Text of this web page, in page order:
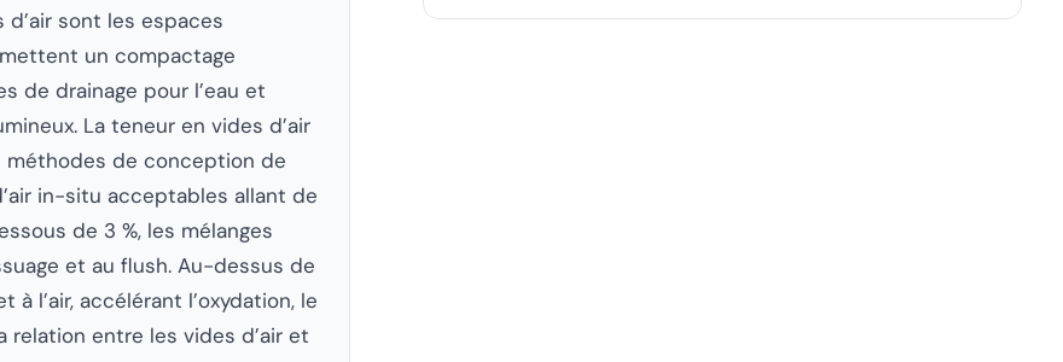
d’air sont les espaces
un compactage
de drainage pour l’eau et
La teneur en vides d’air
de conception de
in-situ acceptables allant de
de 3 %, les mélanges
et au flush. Au-dessus de
à l’air, accélérant l’oxydation, le
relation entre les vides d’air et